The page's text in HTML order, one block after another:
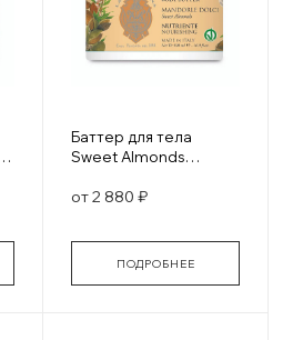
Баттер для тела
Sweet Almonds
Миндаль Питательный
от 2 880 ₽
ПОДРОБНЕЕ